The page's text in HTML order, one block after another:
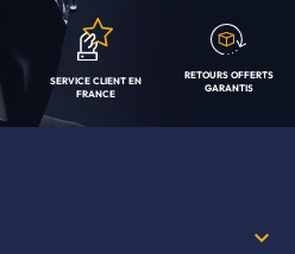
SERVICE CLIENT EN
FRANCE
RETOURS OFFERTS
GARANTIS
